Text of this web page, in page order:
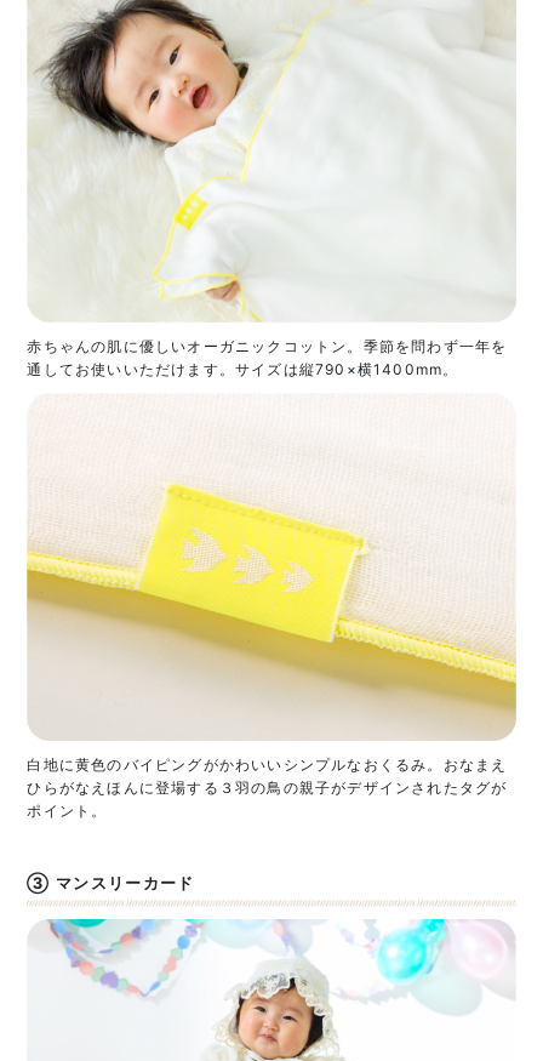
赤ちゃんの肌に優しいオーガニックコットン。季節を問わず一年を
通してお使いいただけます。サイズは縦790×横1400mm。
白地に黄色のバイピングがかわいいシンプルなおくるみ。おなまえ
ひらがなえほんに登場する３羽の鳥の親子がデザインされたタグが
ポイント。
③ マンスリーカード